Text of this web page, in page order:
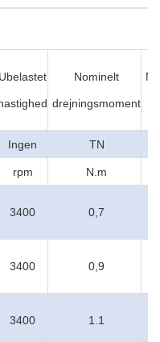
Ubelastet Nominelt
drejningsmoment
Ingen TN
rpm N.m
3400 0,7
3400 0,9
3400 1.1